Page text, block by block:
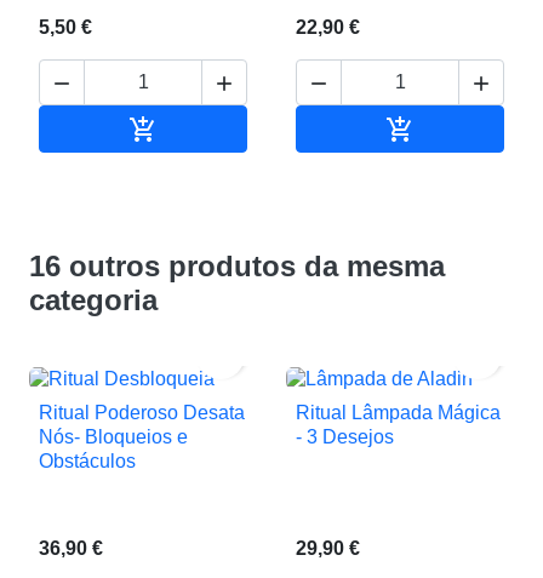
5,50 €
 

22,90 €
 

16 outros produtos da mesma
categoria
Ritual Poderoso Desata
Nós- Bloqueios e
Obstáculos
36,90 €
Ritual Lâmpada Mágica
- 3 Desejos
29,90 €